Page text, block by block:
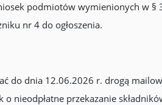
podmiotów wymienionych w
nr 4 do ogłoszenia.
do dnia 12.06.2026 r. drogą
nieodpłatne przekazanie